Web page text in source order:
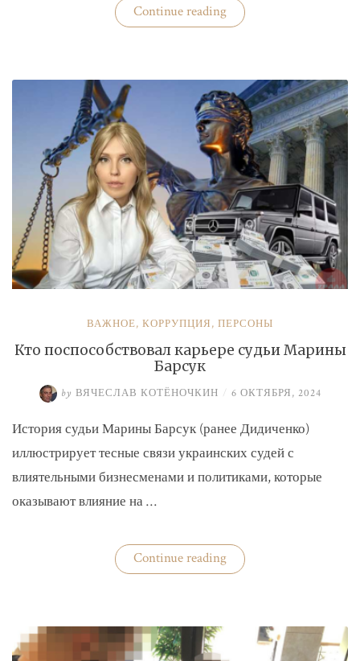
Continue reading«Нацбанк
четвертую
покупает»
ВАЖНОЕ, КОРРУПЦИЯ, ПЕРСОНЫ
Кто поспособствовал карьере судьи Марины
Барсук
by ВЯЧЕСЛАВ КОТЁНОЧКИН / 6 ОКТЯБРЯ, 2024
История судьи Марины Барсук (ранее Дидиченко)
иллюстрирует тесные связи украинских судей с
влиятельными бизнесменами и политиками, которые
оказывают влияние на …
Continue reading«Кто
поспособствовал
Барсук»